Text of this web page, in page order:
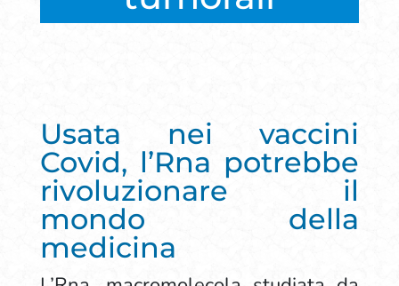
Usata nei vaccini
Covid, l’Rna potrebbe
rivoluzionare il
mondo della
medicina